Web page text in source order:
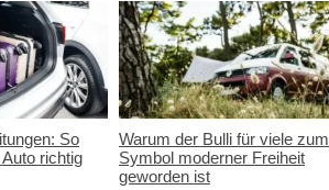
So
richtig
Warum der Bulli für viele zum
Symbol moderner Freiheit
geworden ist